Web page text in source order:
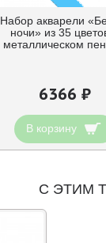
Набор акварели
ночи» из 35
металлическом
6366 ₽
В корзину
С ЭТИМ